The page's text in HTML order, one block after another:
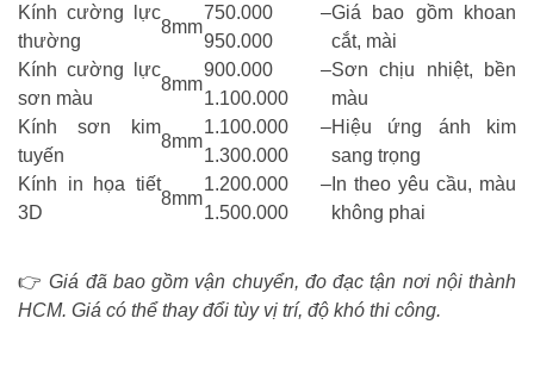
Kính cường lực
thường
8mm
750.000 –
950.000
Giá bao gồm khoan
cắt, mài
Kính cường lực
sơn màu
8mm
900.000 –
1.100.000
Sơn chịu nhiệt, bền
màu
Kính sơn kim
tuyến
8mm
1.100.000 –
1.300.000
Hiệu ứng ánh kim
sang trọng
Kính in họa tiết
3D
8mm
1.200.000 –
1.500.000
In theo yêu cầu, màu
không phai
👉Giá đã bao gồm vận chuyển, đo đạc tận nơi nội thành
HCM. Giá có thể thay đổi tùy vị trí, độ khó thi công.